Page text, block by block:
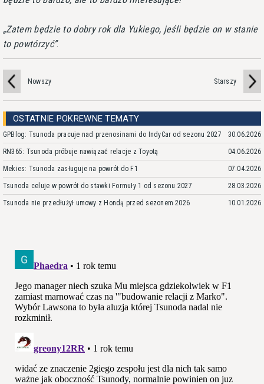
Zatem będzie to dobry rok dla Yukiego, jeśli będzie on w stanie
to powtórzyć .
Nowszy Starszy
OSTATNIE POKREWNE TEMATY
GPBlog: Tsunoda pracuje nad przenosinami do IndyCar od sezonu 2027 30.06.2026
RN365: Tsunoda próbuje nawiązać relacje z Toyotą 04.06.2026
Mekies: Tsunoda zasługuje na powrót do F1 07.04.2026
Tsunoda celuje w powrót do stawki Formuły 1 od sezonu 2027 28.03.2026
Tsunoda nie przedłużył umowy z Hondą przed sezonem 2026 10.01.2026